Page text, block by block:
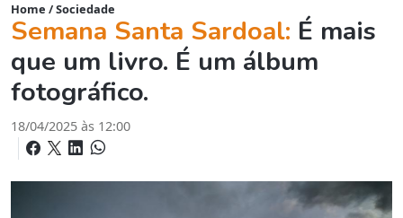
Home /Sociedade
Semana Santa Sardoal: É mais
que um livro. É um álbum
fotográfico.
18/04/2025 às 12:00